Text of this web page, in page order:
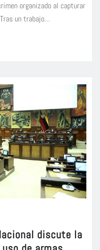
organizado al capturar
un trabajo…
discute la